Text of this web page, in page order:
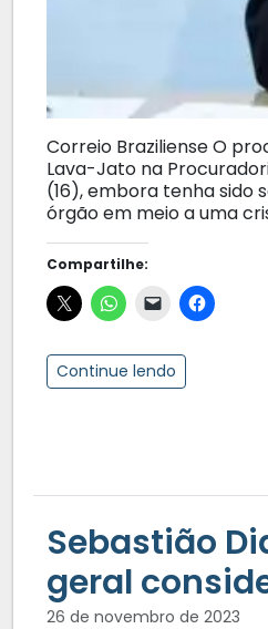
Correio Braziliense O
Lava-Jato na
(16), embora tenha sido
órgão em meio a uma
Compartilhe:
Continue lendo
Sebastião
geral
26 de novembro de 2023